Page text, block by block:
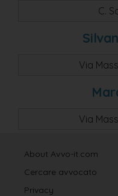
C.
Via
Via
About Avvo-it.com
Cercare avvocato
Privacy